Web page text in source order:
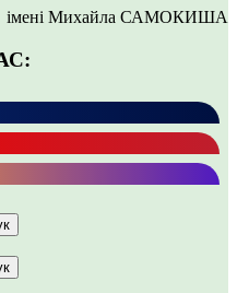
імені Михайла САМОКИША